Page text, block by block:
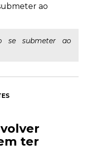
ao
se submeter ao
ter